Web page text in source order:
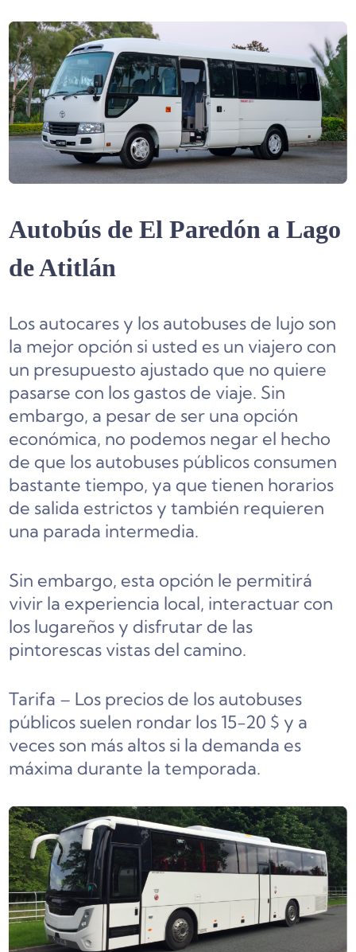
Autobús de El Paredón a Lago
de Atitlán
Los autocares y los autobuses de lujo son
la mejor opción si usted es un viajero con
un presupuesto ajustado que no quiere
pasarse con los gastos de viaje. Sin
embargo, a pesar de ser una opción
económica, no podemos negar el hecho
de que los autobuses públicos consumen
bastante tiempo, ya que tienen horarios
de salida estrictos y también requieren
una parada intermedia.
Sin embargo, esta opción le permitirá
vivir la experiencia local, interactuar con
los lugareños y disfrutar de las
pintorescas vistas del camino.
Tarifa – Los precios de los autobuses
públicos suelen rondar los 15-20 $ y a
veces son más altos si la demanda es
máxima durante la temporada.